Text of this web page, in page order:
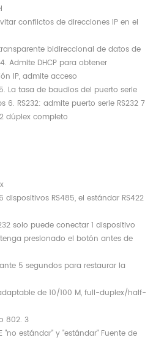
conflictos de direcciones IP en el
bidireccional de datos de
Admite DHCP para obtener
IP, admite acceso
La tasa de baudios del puerto serie
6. RS232: admite puerto serie RS232 7
dúplex completo
RS485, el estándar RS422
solo puede conectar 1 dispositivo
presionado el botón antes de
5 segundos para restaurar la
de 10/100 M, full-duplex/half-
802. 3
"no estándar" y "estándar" Fuente de